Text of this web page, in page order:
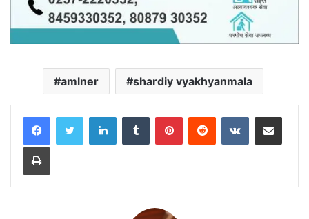
amlner shardiy vyakhyanmala
LinkedInTumblr PinterestReddit VKontakteShare via Email
Print